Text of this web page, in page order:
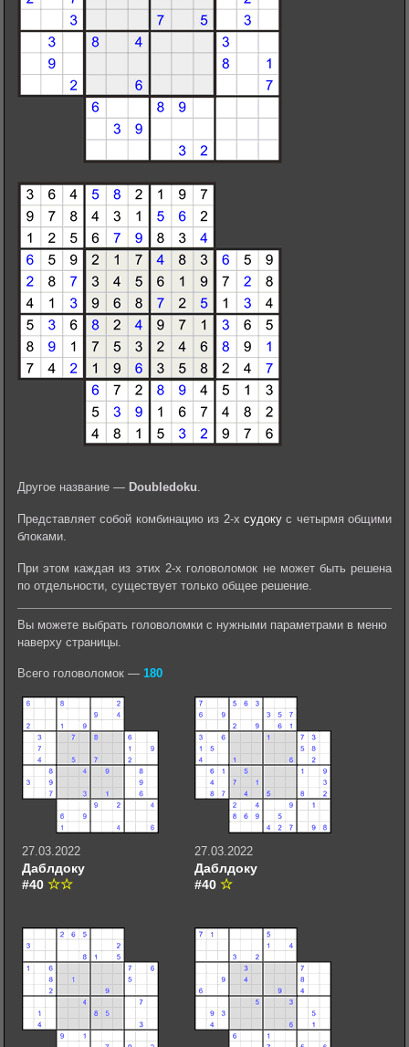
Другое название — Doubledoku.
Представляет собой комбинацию из 2-х судокус четырмя общими
блоками.
При этом каждая из этих 2-х головоломок не может быть решена
по отдельности, существует только общее решение.
Вы можете выбрать головоломки с нужными параметрами в меню
наверху страницы.
Всего головоломок — 180
27.03.2022
Даблдоку
#40
27.03.2022
Даблдоку
#40